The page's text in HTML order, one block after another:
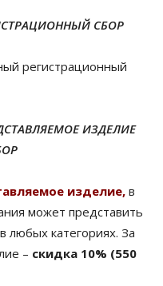
СБОР
регистрационный
ИЗДЕЛИЕ
изделие, в
может представить
любых категориях. За
– скидка 10% (550